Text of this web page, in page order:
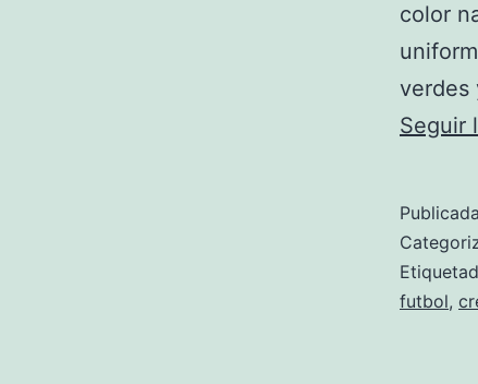
color
verdes
Seguir
futbol,